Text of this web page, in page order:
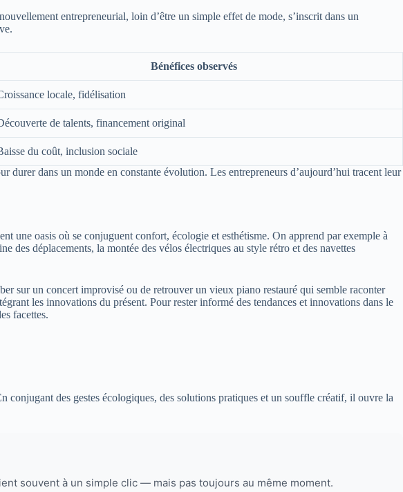
entrepreneurial, loin d’être un simple effet de mode, s’inscrit dans un
Bénéfices observés
locale, fidélisation
de talents, financement original
du coût, inclusion sociale
durer dans un monde en constante évolution. Les entrepreneurs d’aujourd’hui tracent leur
une oasis où se conjuguent confort, écologie et esthétisme. On apprend par exemple à
des déplacements, la montée des vélos électriques au style rétro et des navettes
sur un concert improvisé ou de retrouver un vieux piano restauré qui semble raconter
les innovations du présent. Pour rester informé des tendances et innovations dans le
facettes.
des gestes écologiques, des solutions pratiques et un souffle créatif, il ouvre la
souvent à un simple clic — mais pas toujours au même moment.